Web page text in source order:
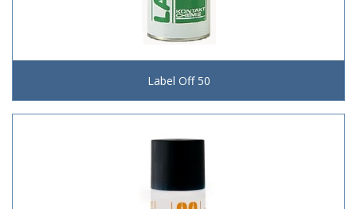
Label Off 50